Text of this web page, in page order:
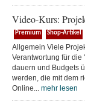
Video-Kurs:
Premium Shop-Artikel
Allgemein Viele
Verantwortung für
dauern und Budgets
werden, die mit dem
Online... mehr lesen